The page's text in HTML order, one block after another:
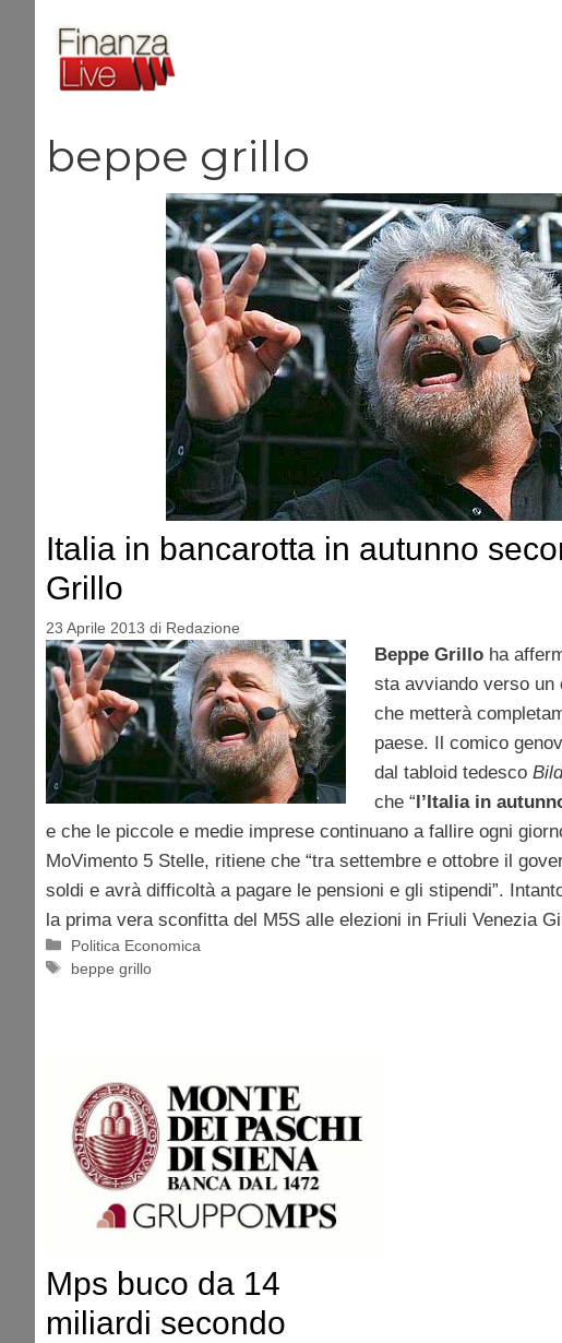
contenuto
beppe grillo
Italia in bancarotta in autunno
Grillo
23 Aprile 2013 di Redazione
Beppe Grillo ha
sta avviando verso un
che metterà
paese. Il comico
dal tabloid tedesco Bild
che “l’Italia in
e che le piccole e medie imprese continuano a fallire ogni
MoVimento 5 Stelle, ritiene che “tra settembre e ottobre il
soldi e avrà difficoltà a pagare le pensioni e gli stipendi”.
la prima vera sconfitta del M5S alle elezioni in Friuli Venezia
Categorie
Politica Economica
Tag
beppe grillo
Mps buco da 14
miliardi secondo